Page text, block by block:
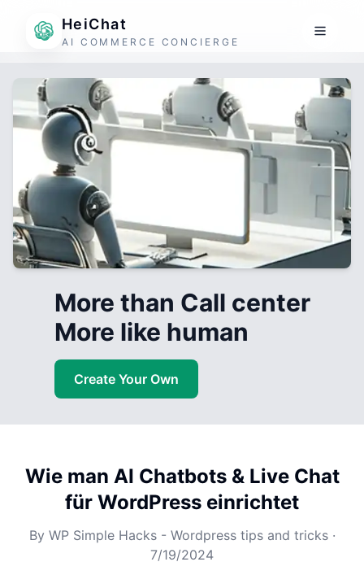
HeiChat
AI COMMERCE CONCIERGE
More than Call center
More like human
Create Your Own
Wie man AI Chatbots & Live Chat
für WordPress einrichtet
By WP Simple Hacks - Wordpress tips and tricks·
7/19/2024